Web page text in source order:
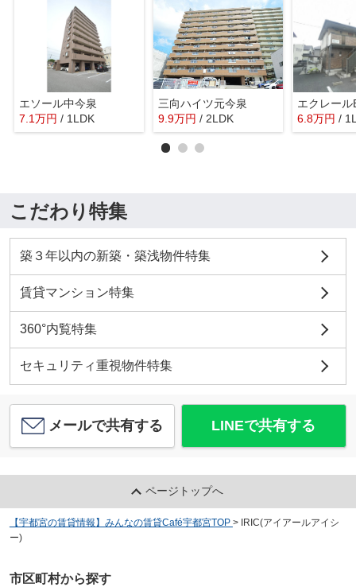
エソール中今泉
7.1万円 / 1LDK
三向ハイツ元今泉
9.9万円 / 2LDK
エクレール
6.8万円 /
こだわり特集
築３年以内の新築・築浅物件特集
賃貸マンション特集
360°内覧特集
セキュリティ重視物件特集
メールで共有する LINEで共有する
ページトップへ
【宇都宮の賃貸情報】みんなの賃貸Café宇都宮TOP > IRIC(アイアールアイシ
ー)
市区町村から探す